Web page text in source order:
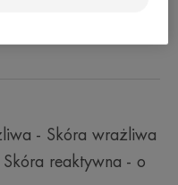
- Skóra wrażliwa
reaktywna - o